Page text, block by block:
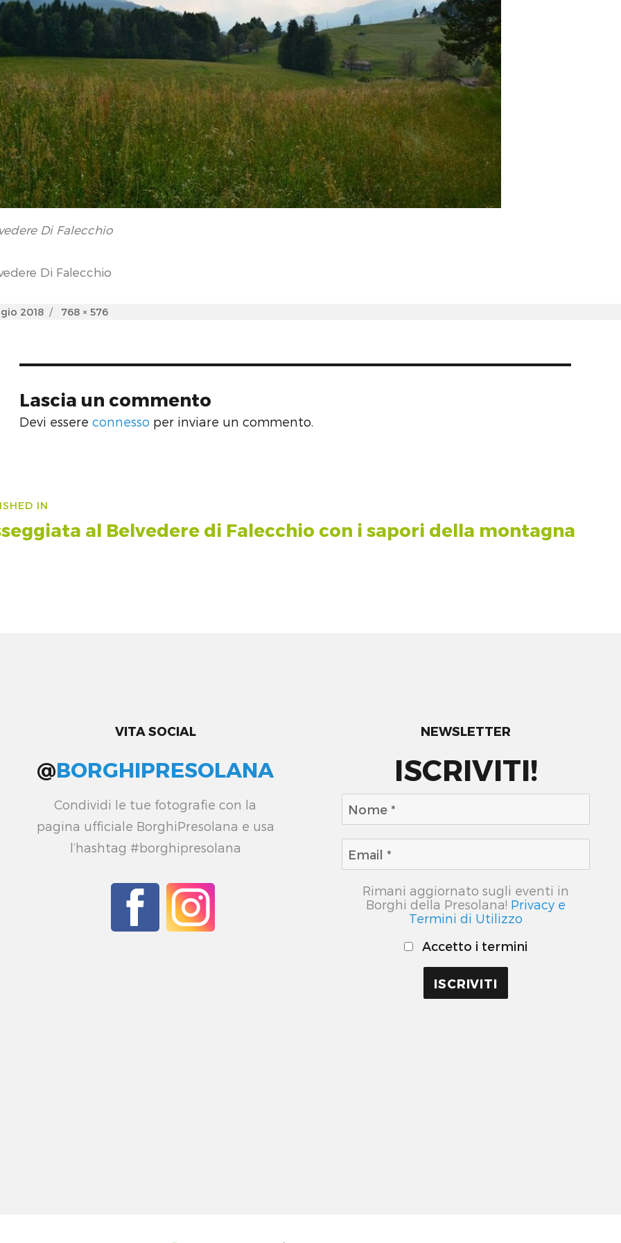
Di Falecchio
Di Falecchio
2018
Full
768 × 576
Lascia un commento
Devi essere connesso per inviare un commento.
IN
al Belvedere di Falecchio con i sapori della montagna
VITA SOCIAL
@BORGHIPRESOLANA
Condividi le tue fotografie con la
pagina ufficiale BorghiPresolana e usa
l’hashtag #borghipresolana
NEWSLETTER
ISCRIVITI!
Rimani aggiornato sugli eventi in
Borghi della Presolana! Privacy e
Termini di Utilizzo
Accetto i termini